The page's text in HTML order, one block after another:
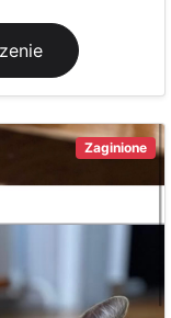
Zaginione